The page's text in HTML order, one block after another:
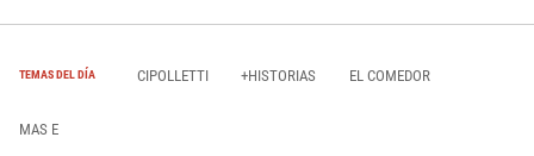
TEMAS DEL DÍA CIPOLLETTI +HISTORIAS EL COMEDOR
MAS E